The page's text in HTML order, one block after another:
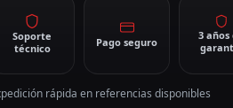
Soporte
técnico
Pago seguro
3 años
rápida en referencias disponibles